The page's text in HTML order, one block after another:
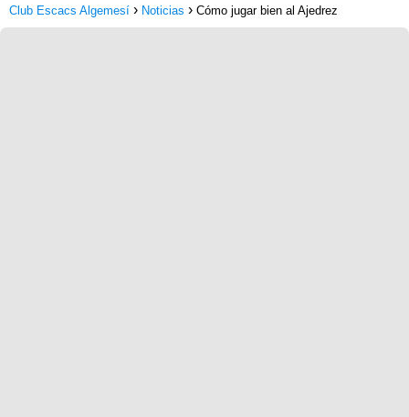
Club Escacs Algemesí Noticias Cómo jugar bien al Ajedrez